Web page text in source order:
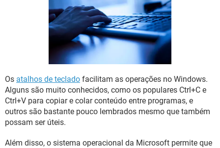
GUIA DE COMPRAS
Os atalhos de teclado facilitam as operações no Windows.
Alguns são muito conhecidos, como os populares Ctrl+C e
Ctrl+V para copiar e colar conteúdo entre programas, e
outros são bastante pouco lembrados mesmo que também
possam ser úteis.
Além disso, o sistema operacional da Microsoft permite que